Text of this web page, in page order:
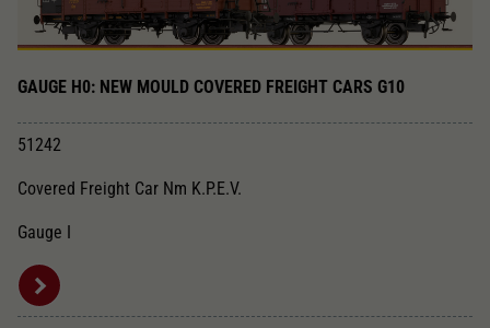
GAUGE H0: NEW MOULD COVERED FREIGHT CARS G10
51242
Covered Freight Car Nm K.P.E.V.
Gauge I